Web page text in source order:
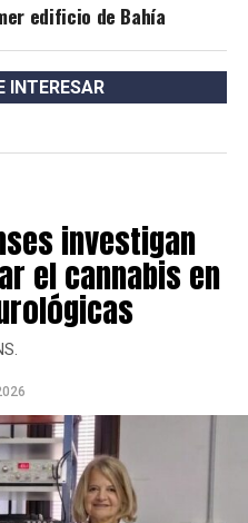
edificio de Bahía
INTERESAR
investigan
el cannabis en